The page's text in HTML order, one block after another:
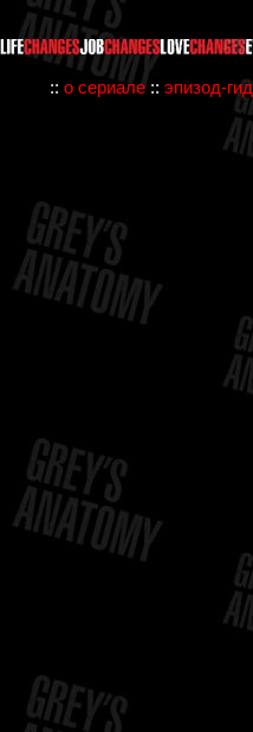
:: о сериале:: эпизод-гид